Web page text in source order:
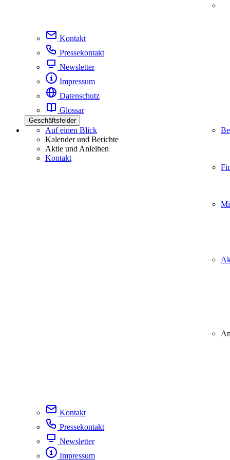
Kontakt
Pressekontakt
Newsletter
Impressum
Datenschutz
Glossar
Geschäftsfelder
Auf einen Blick
Kalender und Berichte
Aktie und Anleihen
Kontakt
Kontakt
Pressekontakt
Newsletter
Impressum